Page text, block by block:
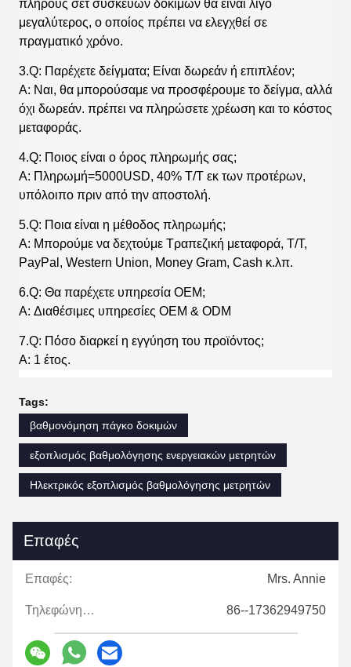
πλήρους σετ συσκευών δοκιμών θα είναι λίγο
μεγαλύτερος, ο οποίος πρέπει να ελεγχθεί σε
πραγματικό χρόνο.
3.Q: Παρέχετε δείγματα; Είναι δωρεάν ή επιπλέον;
A: Ναι, θα μπορούσαμε να προσφέρουμε το δείγμα, αλλά
όχι δωρεάν. πρέπει να πληρώσετε χρέωση και το κόστος
μεταφοράς.
4.Q: Ποιος είναι ο όρος πληρωμής σας;
A: Πληρωμή=5000USD, 40% T/T εκ των προτέρων,
υπόλοιπο πριν από την αποστολή.
5.Q: Ποια είναι η μέθοδος πληρωμής;
A: Μπορούμε να δεχτούμε Τραπεζική μεταφορά, T/T,
PayPal, Western Union, Money Gram, Cash κ.λπ.
6.Q: Θα παρέχετε υπηρεσία OEM;
A: Διαθέσιμες υπηρεσίες OEM & ODM
7.Q: Πόσο διαρκεί η εγγύηση του προϊόντος;
A: 1 έτος.
Tags:
βαθμονόμηση πάγκο δοκιμών
εξοπλισμός βαθμολόγησης ενεργειακών μετρητών
Ηλεκτρικός εξοπλισμός βαθμολόγησης μετρητών
Επαφές
Επαφές: Mrs. Annie
Τηλεφώνημα: 86--17362949750